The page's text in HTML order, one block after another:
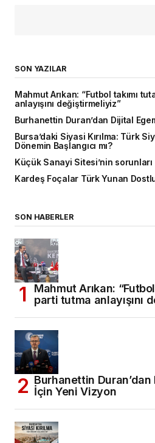
SON YAZILAR
Mahmut Arıkan: “Futbol takımı
anlayışını değiştirmeliyiz”
Burhanettin Duran’dan Dijital
Bursa’daki Siyasi Kırılma: Türk
Dönemin Başlangıcı mı?
Küçük Sanayi Sitesi’nin sorunları
Kardeş Foçalar Türk Yunan
SON HABERLER
Mahmut Arıkan:
parti tutma anlayışını
Burhanettin
İçin Yeni Vizyon